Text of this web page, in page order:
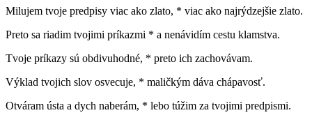
Milujem tvoje predpisy viac ako zlato, * viac ako najrýdzejšie zlato.
Preto sa riadim tvojimi príkazmi * a nenávidím cestu klamstva.
Tvoje príkazy sú obdivuhodné, * preto ich zachovávam.
Výklad tvojich slov osvecuje, * maličkým dáva chápavosť.
Otváram ústa a dych naberám, * lebo túžim za tvojimi predpismi.